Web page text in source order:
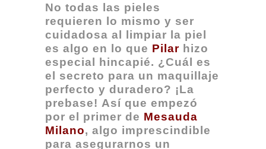
No todas las pieles
requieren lo mismo y ser
cuidadosa al limpiar la piel
es algo en lo que Pilar hizo
especial hincapié. ¿Cuál es
el secreto para un maquillaje
perfecto y duradero? ¡La
prebase! Así que empezó
por el primer de Mesauda
Milano, algo imprescindible
para asegurarnos un